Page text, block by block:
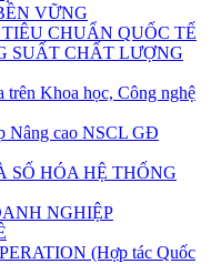
VỮNG
CHUẨN QUỐC TẾ
SUẤT CHẤT LƯỢNG
trên Khoa học, Công nghệ
Nâng cao NSCL GĐ
SỐ HÓA HỆ THỐNG
NGHIỆP
(Hợp tác Quốc